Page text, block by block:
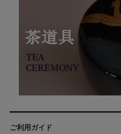
ご利用ガイド